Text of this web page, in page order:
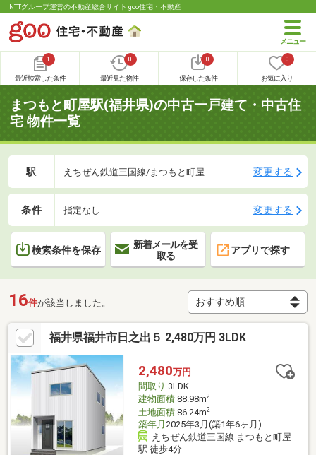
NTTグループ運営の不動産総合サイト goo住宅・不動産
1
最近検索した条件
0
最近見た物件
0
保存した条件
0
お気に入り
まつもと町屋駅(福井県)の中古一戸建て・中古住
宅 物件一覧
駅 えちぜん鉄道三国線/まつもと町屋 変更する
条件 指定なし 変更する
検索条件を保存
新着メールを受
取る
アプリで探す
16件が該当しました。
福井県福井市日之出５ 2,480万円 3LDK
2,480万円
間取り 3LDK
建物面積88.98m2
土地面積86.24m2
築年月 2025年3月(築1年6ヶ月)
えちぜん鉄道三国線 まつもと町屋
駅 徒歩4分